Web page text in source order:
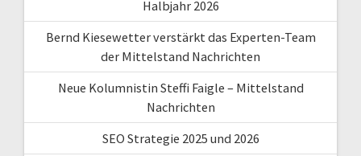
Halbjahr 2026
Bernd Kiesewetter verstärkt das Experten-Team
der Mittelstand Nachrichten
Neue Kolumnistin Steffi Faigle – Mittelstand
Nachrichten
SEO Strategie 2025 und 2026